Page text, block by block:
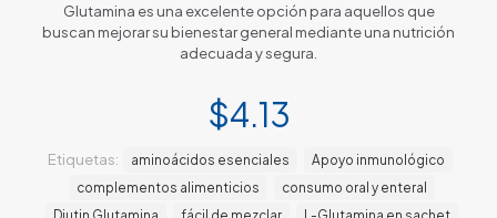
Glutamina es una excelente opción para aquellos que
buscan mejorar su bienestar general mediante una nutrición
adecuada y segura.
$4.13
Etiquetas: aminoácidos esenciales
Apoyo inmunológico
complementos alimenticios
consumo oral y enteral